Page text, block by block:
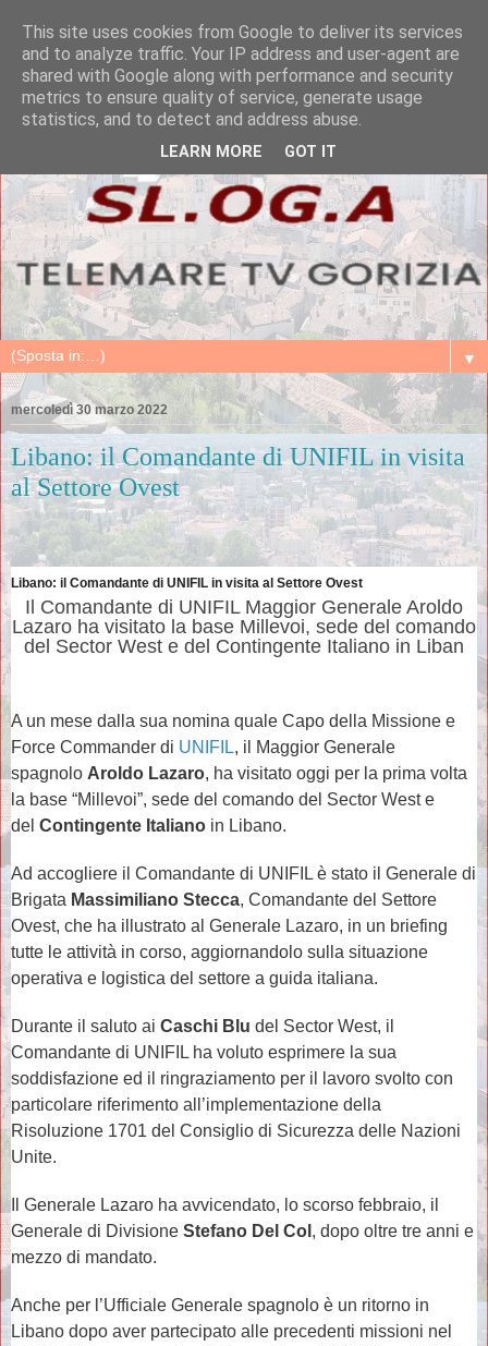
▼
mercoledì 30 marzo 2022
Libano: il Comandante di UNIFIL in visita
al Settore Ovest
Libano: il Comandante di UNIFIL in visita al Settore Ovest
Il Comandante di UNIFIL Maggior Generale Aroldo
Lazaro ha visitato la base Millevoi, sede del comando
del Sector West e del Contingente Italiano in Liban
A un mese dalla sua nomina quale Capo della Missione e
Force Commander di UNIFIL, il Maggior Generale
spagnolo Aroldo Lazaro, ha visitato oggi per la prima volta
la base “Millevoi”, sede del comando del Sector West e
del Contingente Italiano in Libano.
Ad accogliere il Comandante di UNIFIL è stato il Generale di
Brigata Massimiliano Stecca, Comandante del Settore
Ovest, che ha illustrato al Generale Lazaro, in un briefing
tutte le attività in corso, aggiornandolo sulla situazione
operativa e logistica del settore a guida italiana.
Durante il saluto ai Caschi Blu del Sector West, il
Comandante di UNIFIL ha voluto esprimere la sua
soddisfazione ed il ringraziamento per il lavoro svolto con
particolare riferimento all’implementazione della
Risoluzione 1701 del Consiglio di Sicurezza delle Nazioni
Unite.
Il Generale Lazaro ha avvicendato, lo scorso febbraio, il
Generale di Divisione Stefano Del Col , dopo oltre tre anni e
mezzo di mandato.
Anche per l’Ufficiale Generale spagnolo è un ritorno in
Libano dopo aver partecipato alle precedenti missioni nel
This site uses cookies from Google to deliver its services
and to analyze traffic. Your IP address and user-agent are
shared with Google along with performance and security
metrics to ensure quality of service, generate usage
statistics, and to detect and address abuse.
LEARN MORE GOT IT